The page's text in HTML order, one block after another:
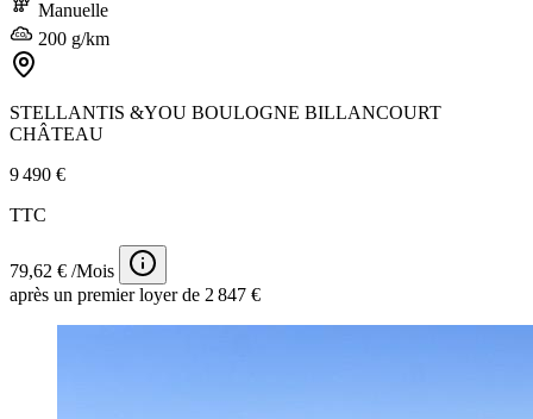
Manuelle
200 g/km
STELLANTIS &YOU BOULOGNE BILLANCOURT
CHÂTEAU
9 490 €
TTC
79,62 € /Mois
après un premier loyer de 2 847 €